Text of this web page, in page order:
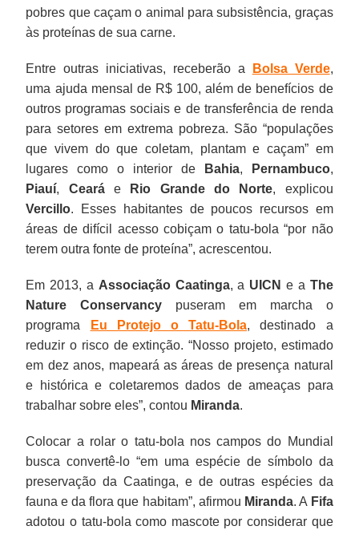
pobres que caçam o animal para subsistência, graças
às proteínas de sua carne.
Entre outras iniciativas, receberão a Bolsa Verde,
uma ajuda mensal de R$ 100, além de benefícios de
outros programas sociais e de transferência de renda
para setores em extrema pobreza. São “populações
que vivem do que coletam, plantam e caçam” em
lugares como o interior de
Bahia, Pernambuco,
Piauí, Cearáe Rio Grande do Norte, explicou
Vercillo. Esses habitantes de poucos recursos em
áreas de difícil acesso cobiçam o tatu-bola “por não
terem outra fonte de proteína”, acrescentou.
Em 2013, a Associação Caatinga, a UICN e a The
Nature Conservancy puseram em marcha o
programa
Eu Protejo o Tatu-Bola, destinado a
reduzir o risco de extinção. “Nosso projeto, estimado
em dez anos, mapeará as áreas de presença natural
e histórica e coletaremos dados de ameaças para
trabalhar sobre eles”, contou Miranda.
Colocar a rolar o tatu-bola nos campos do Mundial
busca convertê-lo “em uma espécie de símbolo da
preservação da Caatinga, e de outras espécies da
fauna e da flora que habitam”, afirmou Miranda. A Fifa
adotou o tatu-bola como mascote por considerar que